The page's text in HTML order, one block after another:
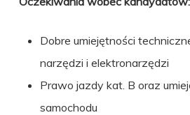
Dobre umiejętności
narzędzi i elektronarzędzi
Prawo jazdy kat. B oraz
samochodu